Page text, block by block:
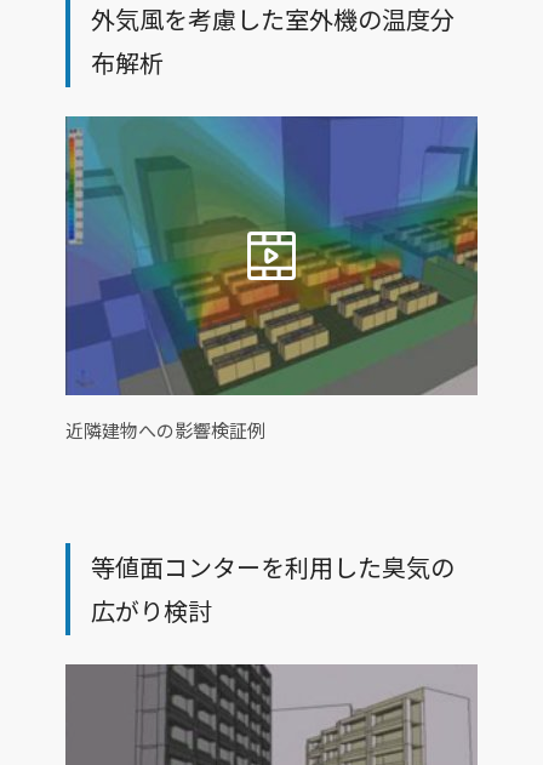
外気風を考慮した室外機の温度分
布解析
近隣建物への影響検証例
等値面コンターを利用した臭気の
広がり検討